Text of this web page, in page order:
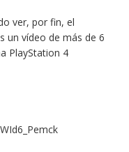
ver, por fin, el
un vídeo de más de 6
PlayStation 4